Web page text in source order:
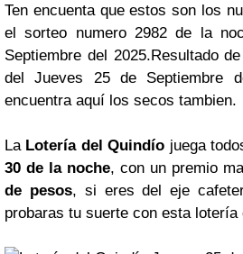
Ten encuenta que estos son los
el sorteo numero 2982 de la
Septiembre del 2025.Resultado
del Jueves 25 de Septiembre
encuentra aquí los secos tambien.
La Lotería del Quindío juega
30 de la noche, con un premio
de pesos, si eres del eje
probaras tu suerte con esta lotería